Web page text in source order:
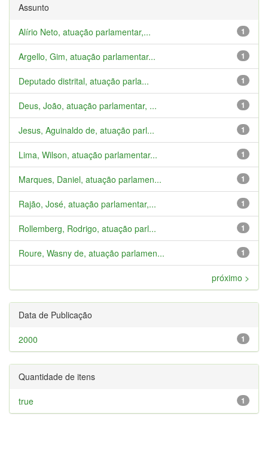
Assunto
1
Alírio Neto, atuação parlamentar,...
1
Argello, Gim, atuação parlamentar...
1
Deputado distrital, atuação parla...
1
Deus, João, atuação parlamentar, ...
1
Jesus, Aguinaldo de, atuação parl...
1
Lima, Wilson, atuação parlamentar...
1
Marques, Daniel, atuação parlamen...
1
Rajão, José, atuação parlamentar,...
1
Rollemberg, Rodrigo, atuação parl...
1
Roure, Wasny de, atuação parlamen...
próximo >
Data de Publicação
1
2000
Quantidade de itens
1
true